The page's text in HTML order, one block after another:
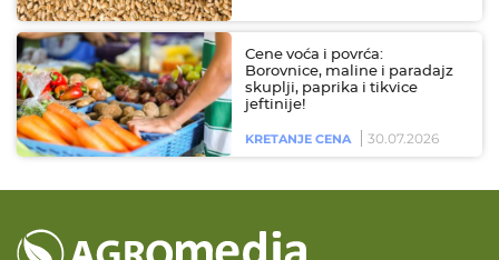
Cene voća i povrća:
Borovnice, maline i paradajz
skuplji, paprika i tikvice
jeftinije!
KRETANJE CENA 30.07.2026